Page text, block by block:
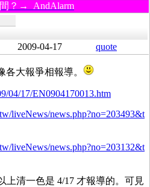
？→ AndAlarm
2009-04-17 quote
各大報爭相報導。
04/17/EN0904170013.htm
liveNews/news.php?no=203493&t
liveNews/news.php?no=203132&t
上清一色是 4/17 才報導的。可見